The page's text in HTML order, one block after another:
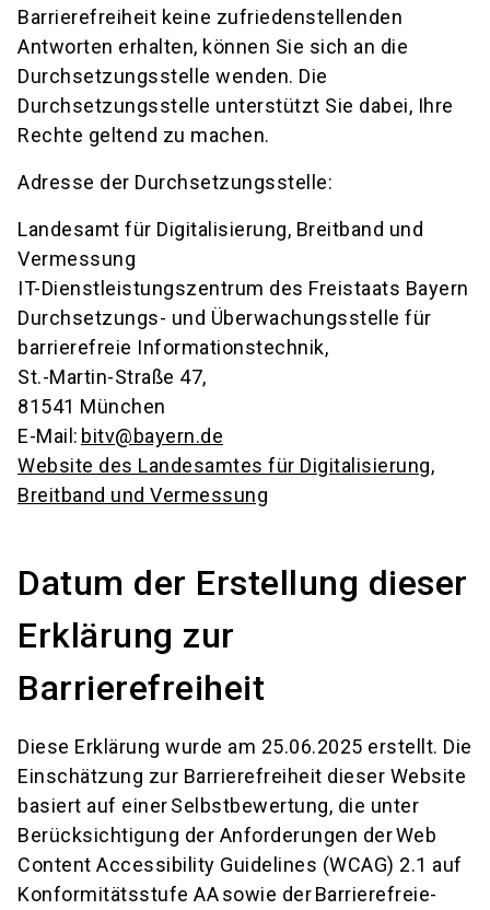
Barrierefreiheit keine zufriedenstellenden
Antworten erhalten, können Sie sich an die
Durchsetzungsstelle wenden. Die
Durchsetzungsstelle unterstützt Sie dabei, Ihre
Rechte geltend zu machen.
Adresse der Durchsetzungsstelle:
Landesamt für Digitalisierung, Breitband und
Vermessung
IT-Dienstleistungszentrum des Freistaats Bayern
Durchsetzungs- und Überwachungsstelle für
barrierefreie Informationstechnik,
St.-Martin-Straße 47,
81541 München
E-Mail: bitv@bayern.de
Website des Landesamtes für Digitalisierung,
Breitband und Vermessung
Datum der Erstellung dieser
Erklärung zur
Barrierefreiheit
Diese Erklärung wurde am 25.06.2025 erstellt. Die
Einschätzung zur Barrierefreiheit dieser Website
basiert auf einer Selbstbewertung, die unter
Berücksichtigung der Anforderungen der Web
Content Accessibility Guidelines (WCAG) 2.1 auf
Konformitätsstufe AA sowie der Barrierefreie-